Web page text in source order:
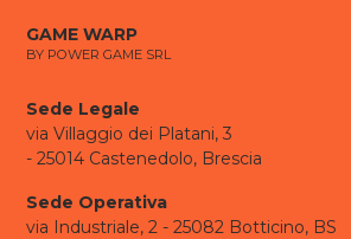
GAME WARP
BY POWER GAME SRL
Sede Legale
via Villaggio dei Platani, 3
- 25014 Castenedolo, Brescia
Sede Operativa
via Industriale, 2 - 25082 Botticino, BS